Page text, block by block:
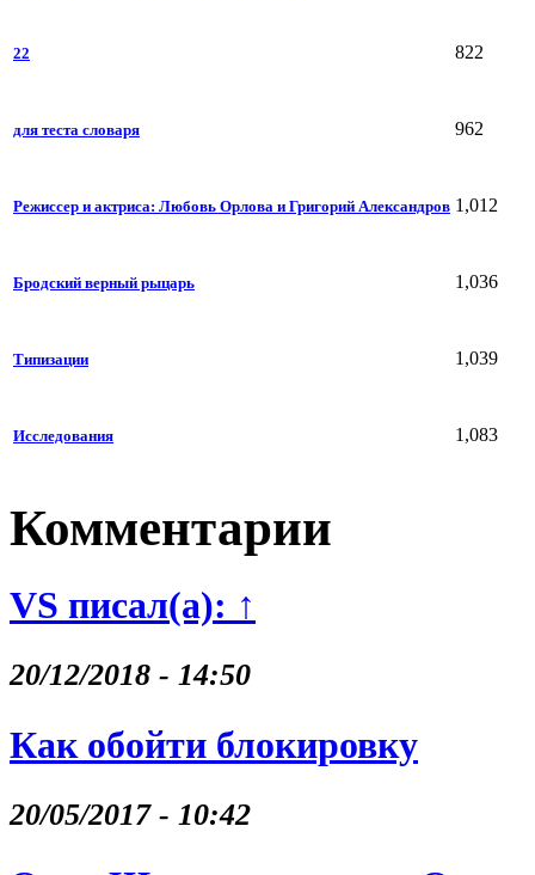
22 822
для теста словаря 962
Режиссер и актриса: Любовь Орлова и Григорий Александров 1,012
Бродский верный рыцарь 1,036
Типизации 1,039
Исследования 1,083
Комментарии
VS писал(а): ↑
20/12/2018 - 14:50
Как обойти блокировку
20/05/2017 - 10:42